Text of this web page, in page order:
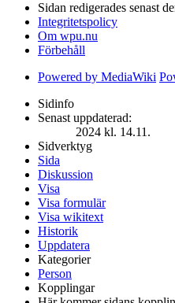
Sidan redigerades senast
Integritetspolicy
Om wpu.nu
Förbehåll
Powered by MediaWiki
Sidinfo
Senast uppdaterad:
2024 kl. 14.11.
Sidverktyg
Sida
Diskussion
Visa
Visa formulär
Visa wikitext
Historik
Uppdatera
Kategorier
Person
Kopplingar